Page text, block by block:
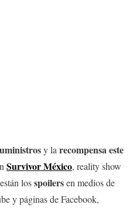
y la recompensaeste
Survivor México, reality show
losspoilersen medios de
y páginas de Facebook,